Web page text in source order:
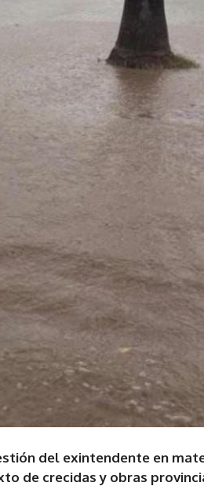
del exintendente en
de crecidas y obras